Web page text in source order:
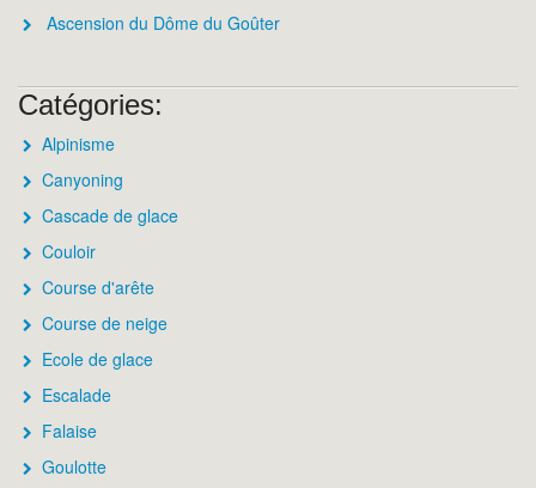
Ascension du Dôme du Goûter
Catégories:
Alpinisme
Canyoning
Cascade de glace
Couloir
Course d'arête
Course de neige
Ecole de glace
Escalade
Falaise
Goulotte